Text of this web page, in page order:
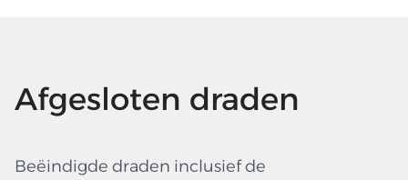
Afgesloten draden
Beëindigde draden inclusief de